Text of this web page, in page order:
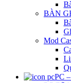
BÀN
Mod
PC